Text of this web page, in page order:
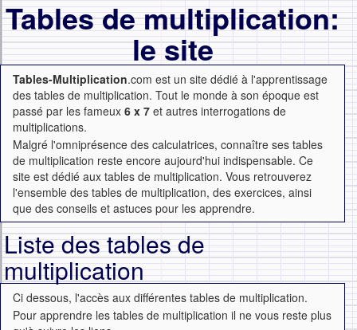
Tables de multiplication:
le site
Tables-Multiplication.com est un site dédié à l'apprentissage
des tables de multiplication. Tout le monde à son époque est
passé par les fameux 6 x 7 et autres interrogations de
multiplications.
Malgré l'omniprésence des calculatrices, connaître ses tables
de multiplication reste encore aujourd'hui indispensable. Ce
site est dédié aux tables de multiplication. Vous retrouverez
l'ensemble des tables de multiplication, des exercices, ainsi
que des conseils et astuces pour les apprendre.
Liste des tables de
multiplication
Ci dessous, l'accès aux différentes tables de multiplication.
Pour apprendre les tables de multiplication il ne vous reste plus